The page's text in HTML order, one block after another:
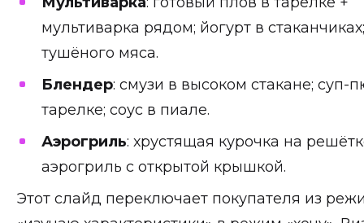
мультиварка рядом; йогурт в
тушёного мяса.
Блендер: смузи в высоком стакане; суп-
тарелке; соус в пиале.
Аэрогриль: хрустящая курочка на
аэрогриль с открытой крышкой.
Этот слайд переключает покупателя из